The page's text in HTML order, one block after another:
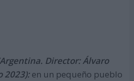
Director: Álvaro
2023):en un pequeño pueblo